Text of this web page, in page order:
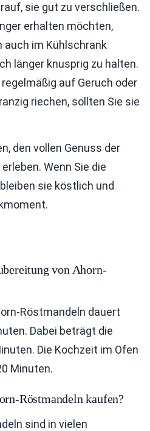
sie gut zu verschließen.
erhalten möchten,
auch im Kühlschrank
länger knusprig zu halten.
auf Geruch oder
riechen, sollten Sie sie
den vollen Genuss der
Wenn Sie die
sie köstlich und
von Ahorn-
Röstmandeln dauert
Dabei beträgt die
Die Kochzeit im Ofen
Minuten.
Röstmandeln kaufen?
sind in vielen